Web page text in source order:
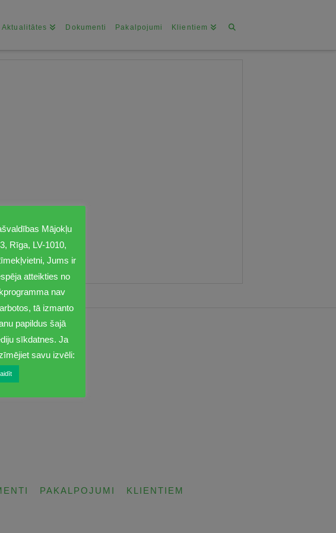
Aktualitātes Dokumenti Pakalpojumi Klientiem
PAKALPOJUMI KLIENTIEM
Mājokļu
Rīga, LV-1010,
Jums ir
atteikties no
nav
tā izmanto
papildus šajā
sīkdatnes. Ja
savu izvēli: